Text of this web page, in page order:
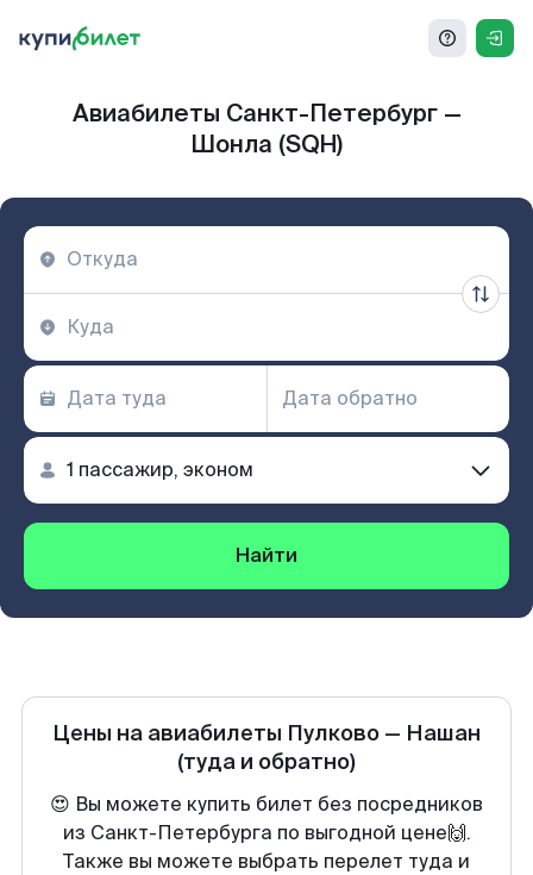
Авиабилеты Санкт-Петербург —
Шонла (SQH)
Найти
Цены на авиабилеты Пулково — Нашан
(туда и обратно)
😍 Вы можете купить билет без посредников
из Санкт-Петербурга по выгодной цене🙌.
Также вы можете выбрать перелет туда и